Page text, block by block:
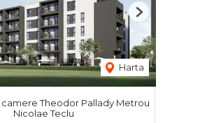
Harta
Next
Theodor Pallady Metrou
Nicolae Teclu